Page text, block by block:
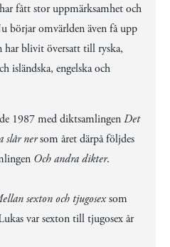
fått stor uppmärksamhet och
börjar omvärlden även få upp
har blivit översatt till ryska,
isländska, engelska och
1987 med diktsamlingenDet
slår nersom året därpå följdes
Och andra dikter.
sexton och tjugosexsom
var sexton till tjugosex år